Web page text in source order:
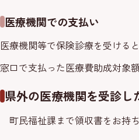
医療機関での支払い
医療機関等で保険診療を受ける
窓口で支払った医療費助成対象
県外の医療機関を受診
町民福祉課まで領収書をお持